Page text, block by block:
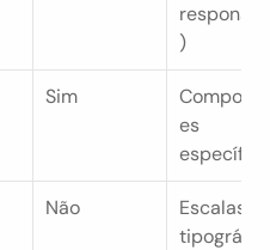
)
Sim
es
Não
Escalas